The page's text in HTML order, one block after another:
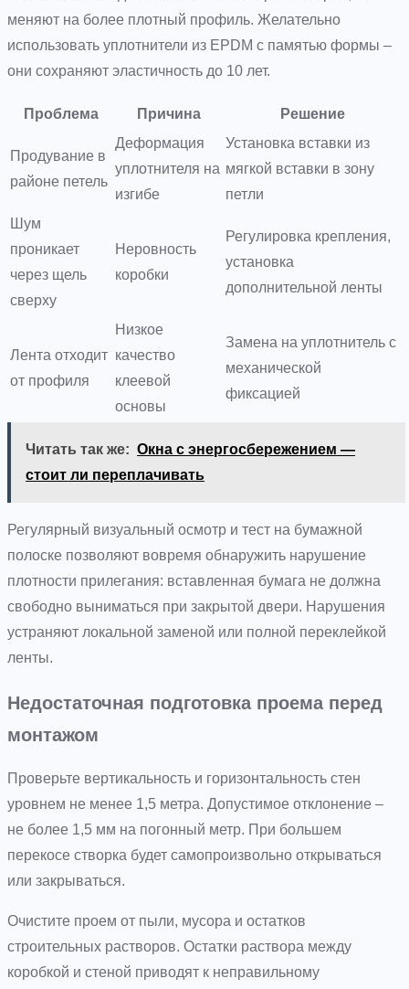
меняют на более плотный профиль. Желательно
использовать уплотнители из EPDM с памятью формы –
они сохраняют эластичность до 10 лет.
Проблема Причина Решение
Продувание в
районе петель
Деформация
уплотнителя на
изгибе
Установка вставки из
мягкой вставки в зону
петли
Шум
проникает
через щель
сверху
Неровность
коробки
Регулировка крепления,
установка
дополнительной ленты
Лента отходит
от профиля
Низкое
качество
клеевой
основы
Замена на уплотнитель с
механической
фиксацией
Читать так же: Окна с энергосбережением —
стоит ли переплачивать
Регулярный визуальный осмотр и тест на бумажной
полоске позволяют вовремя обнаружить нарушение
плотности прилегания: вставленная бумага не должна
свободно выниматься при закрытой двери. Нарушения
устраняют локальной заменой или полной переклейкой
ленты.
Недостаточная подготовка проема перед
монтажом
Проверьте вертикальность и горизонтальность стен
уровнем не менее 1,5 метра. Допустимое отклонение –
не более 1,5 мм на погонный метр. При большем
перекосе створка будет самопроизвольно открываться
или закрываться.
Очистите проем от пыли, мусора и остатков
строительных растворов. Остатки раствора между
коробкой и стеной приводят к неправильному